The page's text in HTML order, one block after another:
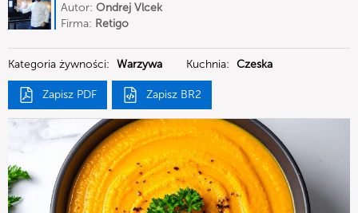
Autor: Ondrej Vlcek
Firma: Retigo
Kategoria żywności: Warzywa Kuchnia: Czeska
Zapisz PDF Zapisz BR2